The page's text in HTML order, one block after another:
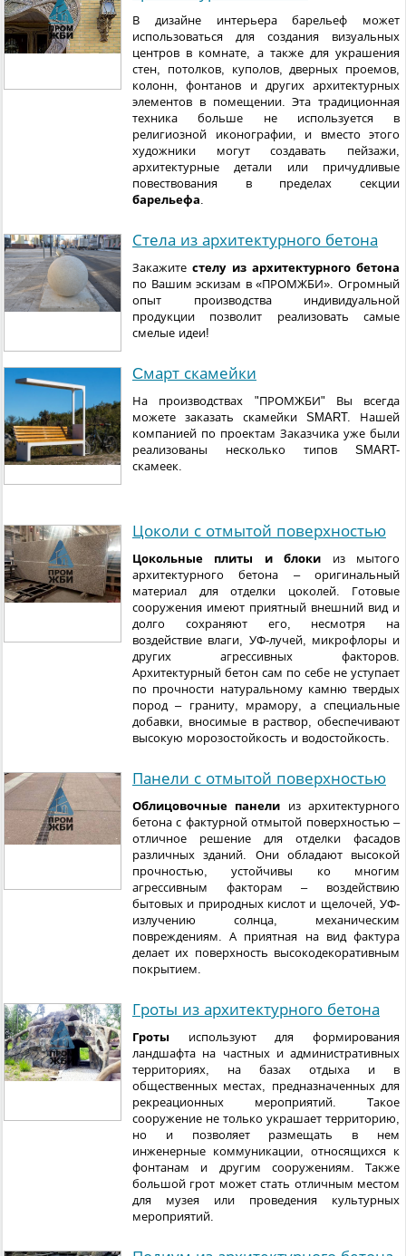
В дизайне интерьера барельеф может
использоваться для создания визуальных
центров в комнате, а также для украшения
стен, потолков, куполов, дверных проемов,
колонн, фонтанов и других архитектурных
элементов в помещении. Эта традиционная
техника больше не используется в
религиозной иконографии, и вместо этого
художники могут создавать пейзажи,
архитектурные детали или причудливые
повествования в пределах секции
барельефа.
Стела из архитектурного бетона
Закажитестелу из архитектурного бетона
по Вашим эскизам в«ПРОМЖБИ». Огромный
опыт производства индивидуальной
продукции позволит реализовать самые
смелые идеи!
Cмарт скамейки
На производствах "ПРОМЖБИ" Вы всегда
можете заказать скамейки SMART. Нашей
компанией по проектам Заказчика уже были
реализованы несколько типов SMART-
скамеек.
Цоколи с отмытой поверхностью
Цокольные плиты и блоки из мытого
архитектурного бетона – оригинальный
материал для отделки цоколей. Готовые
сооружения имеют приятный внешний вид и
долго сохраняют его, несмотря на
воздействие влаги, УФ-лучей, микрофлоры и
других агрессивных факторов.
Архитектурный бетон сам по себе не уступает
по прочности натуральному камню твердых
пород – граниту, мрамору, а специальные
добавки, вносимые в раствор, обеспечивают
высокую морозостойкость и водостойкость.
Панели с отмытой поверхностью
Облицовочные панели из архитектурного
бетона с фактурной отмытой поверхностью –
отличное решение для отделки фасадов
различных зданий. Они обладают высокой
прочностью, устойчивы ко многим
агрессивным факторам – воздействию
бытовых и природных кислот и щелочей, УФ-
излучению солнца, механическим
повреждениям. А приятная на вид фактура
делает их поверхность высокодекоративным
покрытием.
Гроты из архитектурного бетона
Гроты используют для формирования
ландшафта на частных и административных
территориях, на базах отдыха и в
общественных местах, предназначенных для
рекреационных мероприятий. Такое
сооружение не только украшает территорию,
но и позволяет размещать в нем
инженерные коммуникации, относящихся к
фонтанам и другим сооружениям. Также
большой грот может стать отличным местом
для музея или проведения культурных
мероприятий.